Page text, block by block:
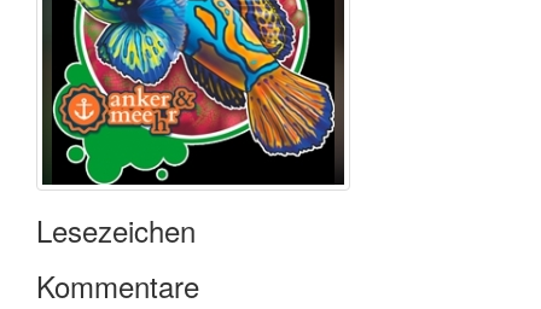
Lesezeichen
Kommentare